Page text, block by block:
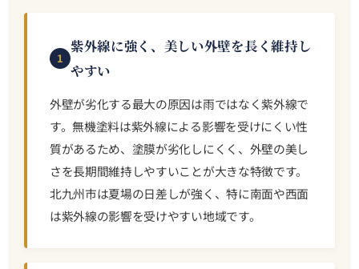
1
紫外線に強く、美しい外壁を長く維持し
やすい
外壁が劣化する最大の原因は雨ではなく紫外線で
す。無機塗料は紫外線による影響を受けにくい性
質があるため、塗膜が劣化しにくく、外壁の美し
さを長期間維持しやすいことが大きな特徴です。
北九州市は夏場の日差しが強く、特に南面や西面
は紫外線の影響を受けやすい地域です。